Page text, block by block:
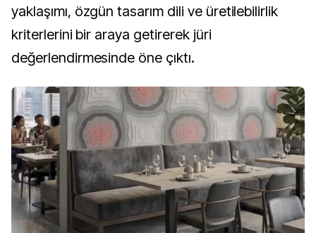
yaklaşımı, özgün tasarım dili ve üretilebilirlik
kriterlerini bir araya getirerek jüri
değerlendirmesinde öne çıktı.